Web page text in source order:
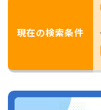
現在の検索条件